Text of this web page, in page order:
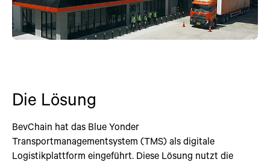
Die Lösung
BevChain hat das Blue Yonder
Transportmanagementsystem (TMS) als digitale
Logistikplattform eingeführt. Diese Lösung nutzt die